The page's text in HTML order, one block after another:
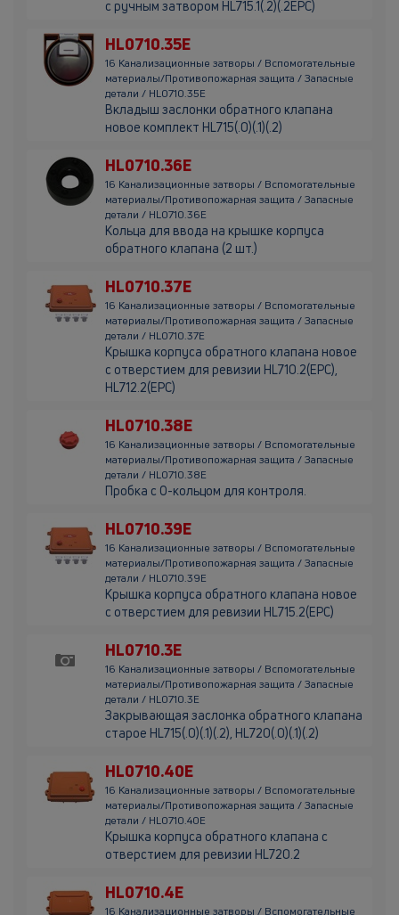
с ручным затвором HL715.1(.2)(.2EPC)
HL0710.35E
16 Канализационные затворы / Вспомогательные
материалы/Противопожарная защита / Запасные
детали / HL0710.35E
Вкладыш заслонки обратного клапана
новое комплект HL715(.0)(.1)(.2)
HL0710.36E
16 Канализационные затворы / Вспомогательные
материалы/Противопожарная защита / Запасные
детали / HL0710.36E
Кольца для ввода на крышке корпуса
обратного клапана (2 шт.)
HL0710.37E
16 Канализационные затворы / Вспомогательные
материалы/Противопожарная защита / Запасные
детали / HL0710.37E
Крышка корпуса обратного клапана новое
с отверстием для ревизии HL710.2(EPC),
HL712.2(EPC)
HL0710.38E
16 Канализационные затворы / Вспомогательные
материалы/Противопожарная защита / Запасные
детали / HL0710.38E
Пробка с О-кольцом для контроля.
HL0710.39E
16 Канализационные затворы / Вспомогательные
материалы/Противопожарная защита / Запасные
детали / HL0710.39E
Крышка корпуса обратного клапана новое
с отверстием для ревизии HL715.2(EPC)
HL0710.3E
16 Канализационные затворы / Вспомогательные
материалы/Противопожарная защита / Запасные
детали / HL0710.3E
Закрывающая заслонка обратного клапана
старое HL715(.0)(.1)(.2), HL720(.0)(.1)(.2)
HL0710.40E
16 Канализационные затворы / Вспомогательные
материалы/Противопожарная защита / Запасные
детали / HL0710.40E
Крышка корпуса обратного клапана с
отверстием для ревизии HL720.2
HL0710.4E
16 Канализационные затворы / Вспомогательные